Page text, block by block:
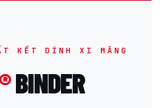
KẾT DÍNH XI MĂNG
BINDER